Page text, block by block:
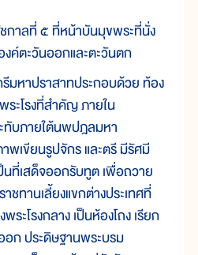
กาลที่ ๕ ที่หน้าบันมุขพระที่นั่ง
ค์ตะวันออกและตะวันตก
าปราสาทประกอบด้วย ท้อง
ระโรงที่สำคัญ ภายใน
ทับภายใต้นพปฎลมหา
พเขียนรูปจักร และตรี มีรัศมี
นที่เสด็จออกรับทูต เพื่อถวาย
ชทานเลี้ยงแขกต่างประเทศที่
ะโรงกลาง เป็นห้องโถง เรียก
ก ประดิษฐานพระบรม